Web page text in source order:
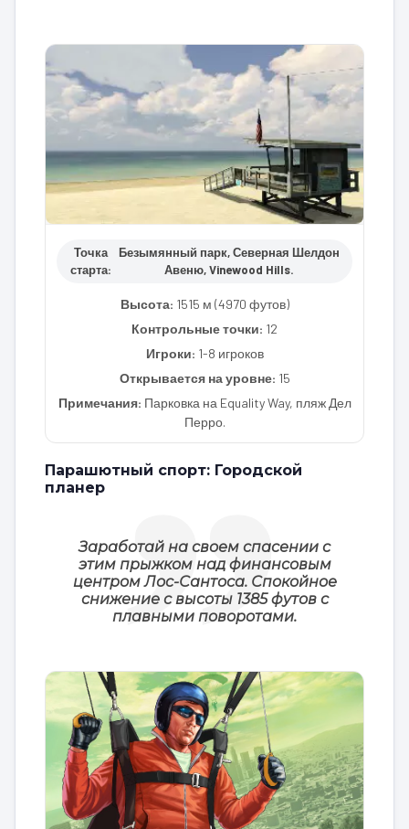
Точка
старта:
Безымянный парк, Северная Шелдон
Авеню, Vinewood Hills.
Высота: 1515 м (4970 футов)
Контрольные точки: 12
Игроки: 1-8 игроков
Открывается на уровне: 15
Примечания: Парковка на Equality Way, пляж Дел
Перро.
Парашютный спорт: Городской
планер
Заработай на своем спасении с
этим прыжком над финансовым
центром Лос-Сантоса. Спокойное
снижение с высоты 1385 футов с
плавными поворотами.